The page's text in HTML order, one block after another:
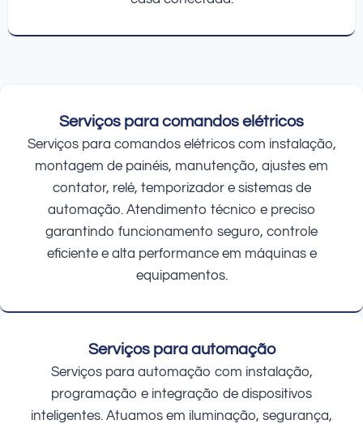
Serviços para comandos elétricos
Serviços para comandos elétricos com instalação,
montagem de painéis, manutenção, ajustes em
contator, relé, temporizador e sistemas de
automação. Atendimento técnico e preciso
garantindo funcionamento seguro, controle
eficiente e alta performance em máquinas e
equipamentos.
Serviços para automação
Serviços para automação com instalação,
programação e integração de dispositivos
inteligentes. Atuamos em iluminação, segurança,